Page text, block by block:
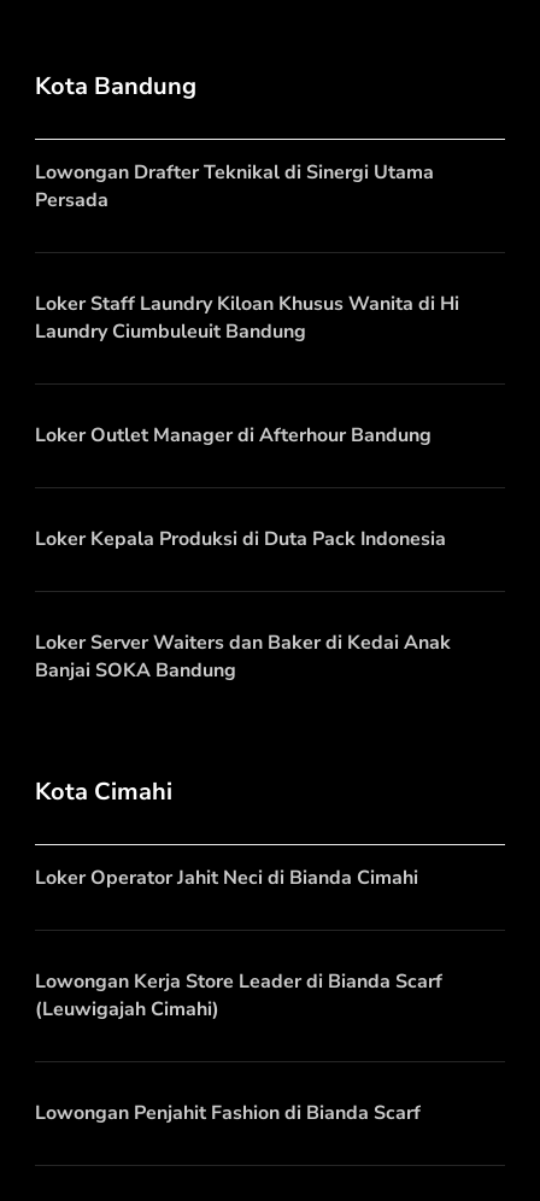
Kota Bandung
Lowongan Drafter Teknikal di Sinergi Utama
Persada
Loker Staff Laundry Kiloan Khusus Wanita di Hi
Laundry Ciumbuleuit Bandung
Loker Outlet Manager di Afterhour Bandung
Loker Kepala Produksi di Duta Pack Indonesia
Loker Server Waiters dan Baker di Kedai Anak
Banjai SOKA Bandung
Kota Cimahi
Loker Operator Jahit Neci di Bianda Cimahi
Lowongan Kerja Store Leader di Bianda Scarf
(Leuwigajah Cimahi)
Lowongan Penjahit Fashion di Bianda Scarf